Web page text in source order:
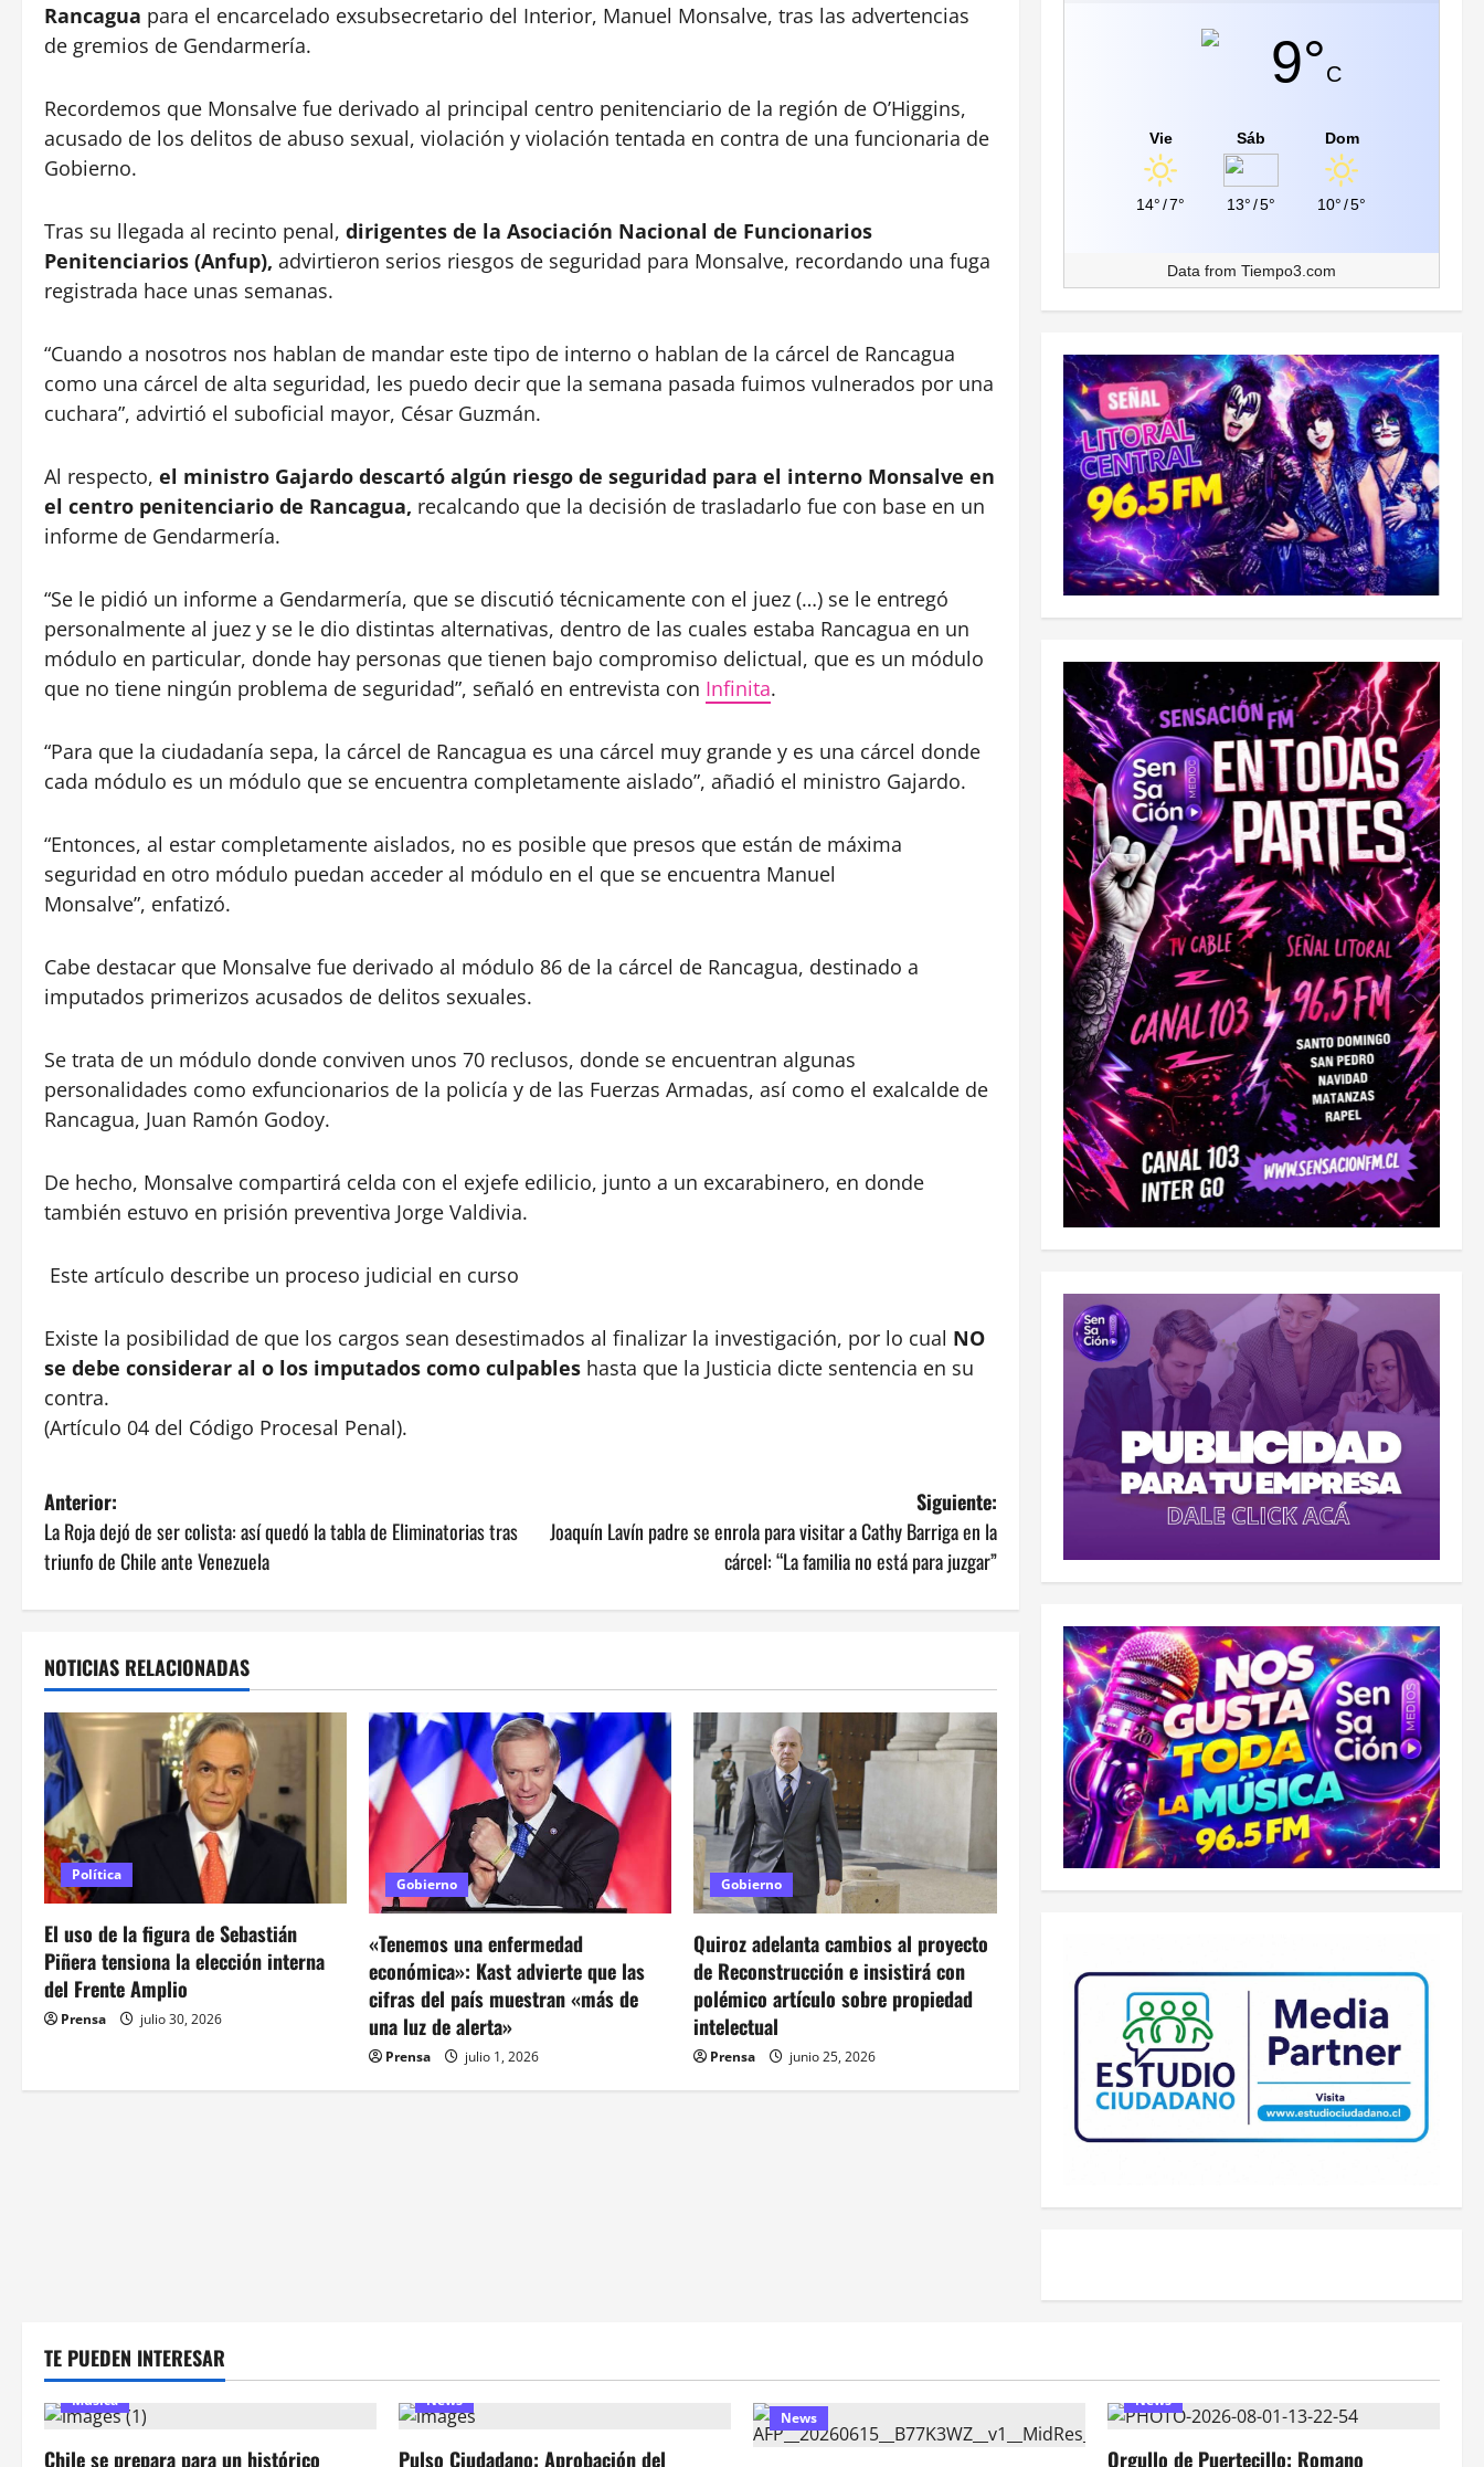
Rancagua para el encarcelado exsubsecretario del Interior, Manuel Monsalve, tras las advertencias
de gremios de Gendarmería.
Recordemos que Monsalve fue derivado al principal centro penitenciario de la región de O’Higgins,
acusado de los delitos de abuso sexual, violación y violación tentada en contra de una funcionaria de
Gobierno.
Tras su llegada al recinto penal, dirigentes de la Asociación Nacional de Funcionarios
Penitenciarios (Anfup), advirtieron serios riesgos de seguridad para Monsalve, recordando una fuga
registrada hace unas semanas.
“Cuando a nosotros nos hablan de mandar este tipo de interno o hablan de la cárcel de Rancagua
como una cárcel de alta seguridad, les puedo decir que la semana pasada fuimos vulnerados por una
cuchara”, advirtió el suboficial mayor, César Guzmán.
Al respecto, el ministro Gajardo descartó algún riesgo de seguridad para el interno Monsalve en
el centro penitenciario de Rancagua, recalcando que la decisión de trasladarlo fue con base en un
informe de Gendarmería.
“Se le pidió un informe a Gendarmería, que se discutió técnicamente con el juez (…) se le entregó
personalmente al juez y se le dio distintas alternativas, dentro de las cuales estaba Rancagua en un
módulo en particular, donde hay personas que tienen bajo compromiso delictual, que es un módulo
que no tiene ningún problema de seguridad”, señaló en entrevista con Infinita.
“Para que la ciudadanía sepa, la cárcel de Rancagua es una cárcel muy grande y es una cárcel donde
cada módulo es un módulo que se encuentra completamente aislado”, añadió el ministro Gajardo.
“Entonces, al estar completamente aislados, no es posible que presos que están de máxima
seguridad en otro módulo puedan acceder al módulo en el que se encuentra Manuel
Monsalve”, enfatizó.
Cabe destacar que Monsalve fue derivado al módulo 86 de la cárcel de Rancagua, destinado a
imputados primerizos acusados de delitos sexuales.
Se trata de un módulo donde conviven unos 70 reclusos, donde se encuentran algunas
personalidades como exfuncionarios de la policía y de las Fuerzas Armadas, así como el exalcalde de
Rancagua, Juan Ramón Godoy.
De hecho, Monsalve compartirá celda con el exjefe edilicio, junto a un excarabinero, en donde
también estuvo en prisión preventiva Jorge Valdivia.
Este artículo describe un proceso judicial en curso
Existe la posibilidad de que los cargos sean desestimados al finalizar la investigación, por lo cual NO
se debe considerar al o los imputados como culpables hasta que la Justicia dicte sentencia en su
contra.
(Artículo 04 del Código Procesal Penal).
N
a
v
e
g
a
c
i
ó
n
d
e
a
s
Anterior:
La Roja dejó de ser colista: así quedó la tabla de Eliminatorias tras
triunfo de Chile ante Venezuela
Siguiente:
Joaquín Lavín padre se enrola para visitar a Cathy Barriga en la
cárcel: “La familia no está para juzgar”
NOTICIAS RELACIONADAS
Política
El uso de la figura de Sebastián
Piñera tensiona la elección interna
del Frente Amplio
Prensa julio 30, 2026
Gobierno
«Tenemos una enfermedad
económica»: Kast advierte que las
cifras del país muestran «más de
una luz de alerta»
Prensa julio 1, 2026
Gobierno
Quiroz adelanta cambios al proyecto
de Reconstrucción e insistirá con
polémico artículo sobre propiedad
intelectual
Prensa junio 25, 2026
9°C
Vie
14° /7°
Sáb
13° /5°
Dom
10° /5°
Data from Tiempo3.com
TE PUEDEN INTERESAR
Música
Chile se prepara para un histórico
News
Pulso Ciudadano: Aprobación del
News
News
Orgullo de Puertecillo: Romano